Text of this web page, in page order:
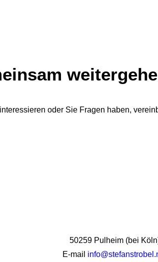
oder Sie Fragen haben,
50259 Pulheim (bei
E-mail